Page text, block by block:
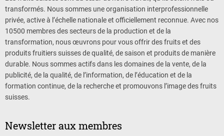
transformés. Nous sommes une organisation interprofessionnelle
privée, active à l’échelle nationale et officiellement reconnue. Avec nos
10500 membres des secteurs de la production et de la
transformation, nous œuvrons pour vous offrir des fruits et des
produits fruitiers suisses de qualité, de saison et produits de manière
durable. Nous sommes actifs dans les domaines de la vente, de la
publicité, de la qualité, de l’information, de l’éducation et de la
formation continue, de la recherche et promouvons l’image des fruits
suisses.
Newsletter aux membres